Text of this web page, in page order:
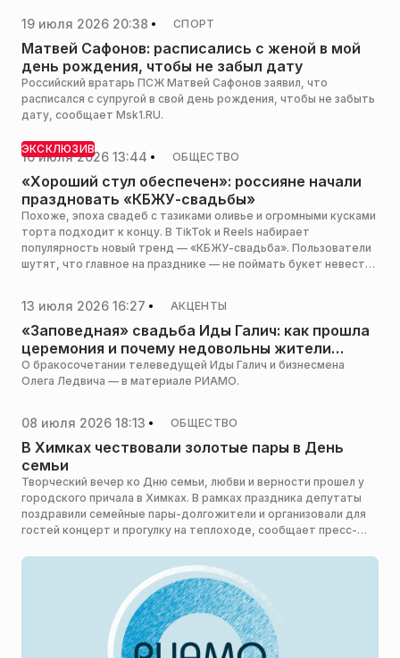
19 июля 2026 20:38 СПОРТ
Матвей Сафонов: расписались с женой в мой
день рождения, чтобы не забыл дату
Российский вратарь ПСЖ Матвей Сафонов заявил, что
расписался с супругой в свой день рождения, чтобы не забыть
дату, сообщает Msk1.RU.
ЭКСКЛЮЗИВ
16 июля 2026 13:44 ОБЩЕСТВО
«Хороший стул обеспечен»: россияне начали
праздновать «КБЖУ-свадьбы»
Похоже, эпоха свадеб с тазиками оливье и огромными кусками
торта подходит к концу. В TikTok и Reels набирает
популярность новый тренд — «КБЖУ-свадьба». Пользователи
шутят, что главное на празднике — не поймать букет невесты,
13 июля 2026 16:27 АКЦЕНТЫ
«Заповедная» свадьба Иды Галич: как прошла
церемония и почему недовольны жители
Северной Осетии
О бракосочетании телеведущей Иды Галич и бизнесмена
Олега Ледвича — в материале РИАМО.
08 июля 2026 18:13 ОБЩЕСТВО
В Химках чествовали золотые пары в День
семьи
Творческий вечер ко Дню семьи, любви и верности прошел у
городского причала в Химках. В рамках праздника депутаты
поздравили семейные пары-долгожители и организовали для
гостей концерт и прогулку на теплоходе, сообщает пресс-